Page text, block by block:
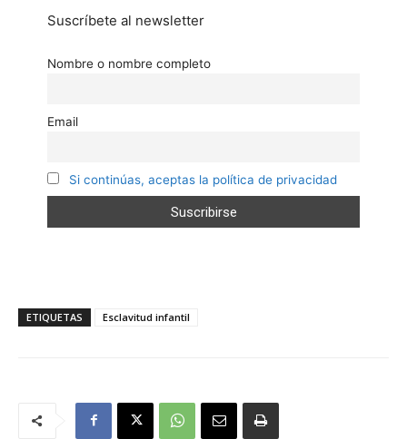
Suscríbete al newsletter
Nombre o nombre completo
Email
Si continúas, aceptas la política de privacidad
ETIQUETAS Esclavitud infantil